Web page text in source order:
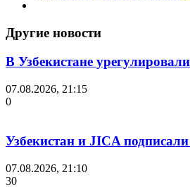
Другие новости
В Узбекистане
07.08.2026, 21:15
0
Узбекистан и JICA
07.08.2026, 21:10
30